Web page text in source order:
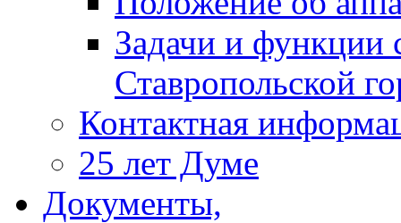
Задачи и функции
Ставропольской
Контактная
25 лет Думе
Документы,